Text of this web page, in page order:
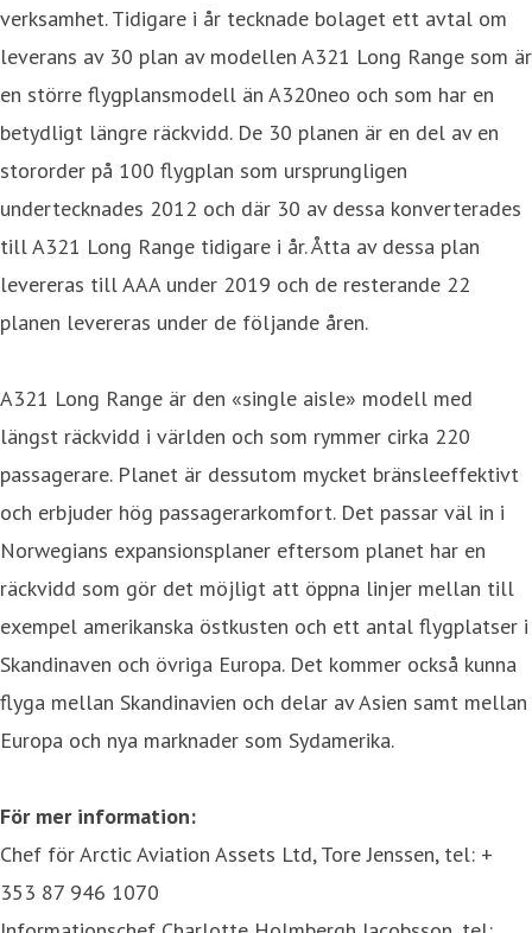
verksamhet. Tidigare i år tecknade bolaget ett avtal om
leverans av 30 plan av modellen A321 Long Range som är
en större flygplansmodell än A320neo och som har en
betydligt längre räckvidd. De 30 planen är en del av en
stororder på 100 flygplan som ursprungligen
undertecknades 2012 och där 30 av dessa konverterades
till A321 Long Range tidigare i år. Åtta av dessa plan
levereras till AAA under 2019 och de resterande 22
planen levereras under de följande åren.
A321 Long Range är den «single aisle» modell med
längst räckvidd i världen och som rymmer cirka 220
passagerare. Planet är dessutom mycket bränsleeffektivt
och erbjuder hög passagerarkomfort. Det passar väl in i
Norwegians expansionsplaner eftersom planet har en
räckvidd som gör det möjligt att öppna linjer mellan till
exempel amerikanska östkusten och ett antal flygplatser i
Skandinaven och övriga Europa. Det kommer också kunna
flyga mellan Skandinavien och delar av Asien samt mellan
Europa och nya marknader som Sydamerika.
För mer information:
Chef för Arctic Aviation Assets Ltd, Tore Jenssen, tel: +
353 87 946 1070